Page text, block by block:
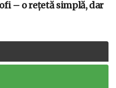
– o rețetă simplă, dar